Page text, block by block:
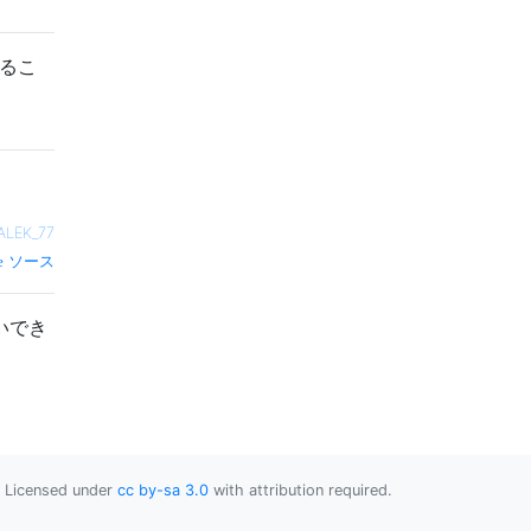
こ
ソース
でき
Licensed under cc by-sa 3.0 with attribution required.